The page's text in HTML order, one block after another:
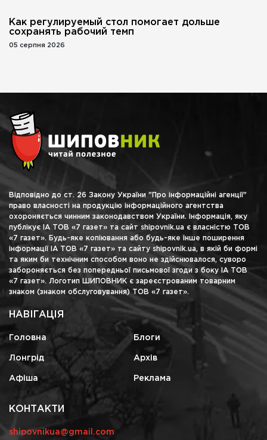
Как регулируемый стол помогает дольше
сохранять рабочий темп
05 серпня 2026
Відповідно до ст. 26 Закону України "Про інформаційні агенції"
право власності на продукцію інформаційного агентства
охороняється чинним законодавством України. Інформація, яку
публікує ІА ТОВ «7 газет» та сайт shipovnik.ua є власністю ТОВ
«7 газет». Будь-яке копіювання або будь-яке інше поширення
інформації ІА ТОВ «7 газет» та сайту shipovnik.ua, в якій би формі
та яким би технічним способом воно не здійснювалося, суворо
забороняється без попередньої письмової згоди з боку ІА ТОВ
«7 газет». Логотип ШИПОВНИК є зареєстрованим товарним
знаком (знаком обслуговування) ТОВ «7 газет».
НАВІГАЦІЯ
Головна Блоги
Лонгрід Архів
Афіша Реклама
КОНТАКТИ
shipovnikua@gmail.com